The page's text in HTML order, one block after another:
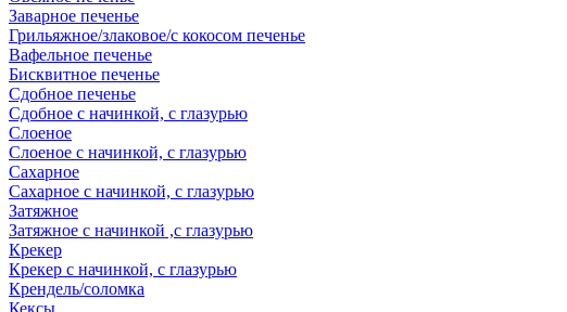
Заварное печенье
Грильяжное/злаковое/с кокосом печенье
Вафельное печенье
Бисквитное печенье
Сдобное печенье
Сдобное с начинкой, с глазурью
Слоеное
Слоеное с начинкой, с глазурью
Сахарное
Сахарное с начинкой, с глазурью
Затяжное
Затяжное с начинкой ,с глазурью
Крекер
Крекер с начинкой, с глазурью
Крендель/соломка
Кексы